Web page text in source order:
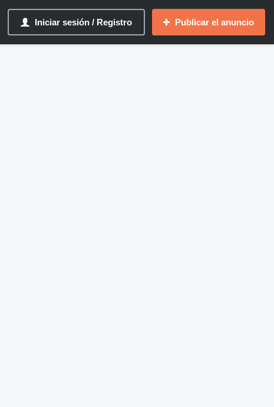
Iniciar sesión / Registro Publicar el anuncio